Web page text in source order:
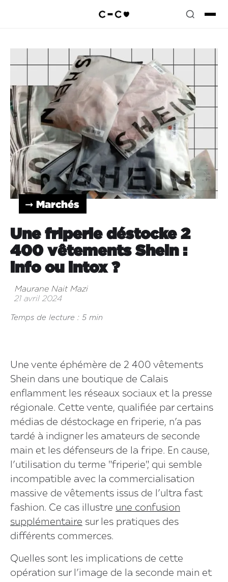
➞ Marchés
Une friperie déstocke 2
400 vêtements Shein :
info ou intox ?
Maurane Nait Mazi
21 avril 2024
Temps de lecture : 5 min
Une vente éphémère de 2 400 vêtements
Shein dans une boutique de Calais
enflamment les réseaux sociaux et la presse
régionale. Cette vente, qualifiée par certains
médias de déstockage en friperie, n’a pas
tardé à indigner les amateurs de seconde
main et les défenseurs de la fripe. En cause,
l’utilisation du terme "friperie", qui semble
incompatible avec la commercialisation
massive de vêtements issus de l’ultra fast
fashion. Ce cas illustre une confusion
supplémentaire sur les pratiques des
différents commerces.
Quelles sont les implications de cette
opération sur l’image de la seconde main et